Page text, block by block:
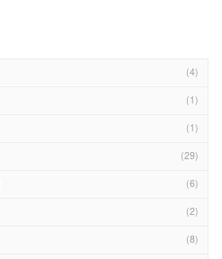
(4)
(1)
(1)
(29)
(6)
(2)
(8)